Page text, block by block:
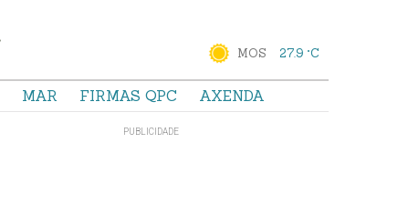
MOS 27.9 °C
MAR FIRMAS QPC AXENDA